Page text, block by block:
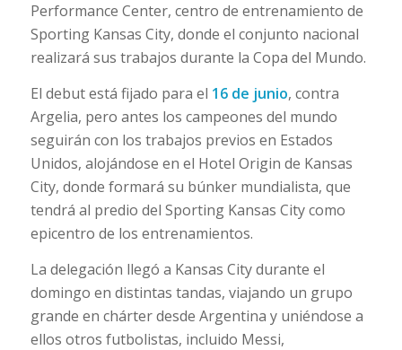
Performance Center, centro de entrenamiento de
Sporting Kansas City, donde el conjunto nacional
realizará sus trabajos durante la Copa del Mundo.
El debut está fijado para el 16 de junio, contra
Argelia, pero antes los campeones del mundo
seguirán con los trabajos previos en Estados
Unidos, alojándose en el Hotel Origin de Kansas
City, donde formará su búnker mundialista, que
tendrá al predio del Sporting Kansas City como
epicentro de los entrenamientos.
La delegación llegó a Kansas City durante el
domingo en distintas tandas, viajando un grupo
grande en chárter desde Argentina y uniéndose a
ellos otros futbolistas, incluido Messi,